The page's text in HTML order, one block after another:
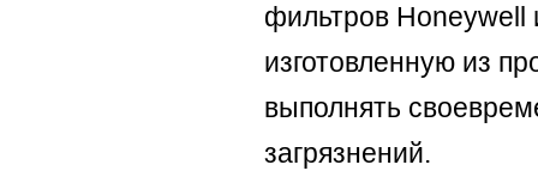
фильтров Honeywell
изготовленную из
выполнять
загрязнений.